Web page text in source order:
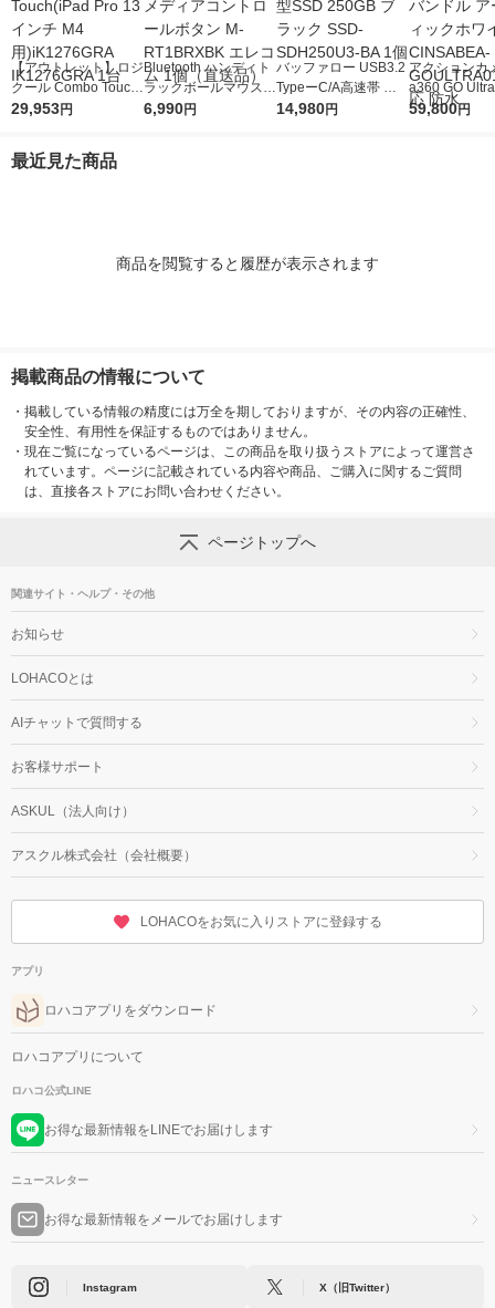
【アウトレット】ロジ
クール Combo Touch
(iPad Pro 13インチ M
29,953円
Bluetooth ハンディト
ラックボールマウス R
elacon メディアコン
6,990円
バッファロー USB3.2
TypeーC/A高速帯 ス
ティック型SSD 250G
14,980円
アクションカ
a360 GO
ダードバンド
59,800円
最近見た商品
商品を閲覧すると履歴が表示されます
掲載商品の情報について
・ 掲載している情報の精度には万全を期しておりますが、その内容の正確性、
安全性、有用性を保証するものではありません。
・ 現在ご覧になっているページは、この商品を取り扱うストアによって運営さ
れています。ページに記載されている内容や商品、ご購入に関するご質問
は、直接各ストアにお問い合わせください。
ページトップへ
関連サイト・ヘルプ・その他
お知らせ
LOHACOとは
AIチャットで質問する
お客様サポート
ASKUL（法人向け）
アスクル株式会社（会社概要）
LOHACOをお気に入りストアに登録する
アプリ
ロハコアプリをダウンロード
ロハコアプリについて
ロハコ公式LINE
お得な最新情報をLINEでお届けします
ニュースレター
お得な最新情報をメールでお届けします
Instagram X（旧Twitter）